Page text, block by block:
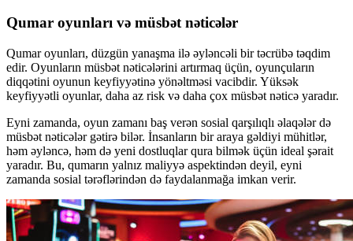
Qumar oyunları və müsbət nəticələr
Qumar oyunları, düzgün yanaşma ilə əyləncəli bir təcrübə təqdim
edir. Oyunların müsbət nəticələrini artırmaq üçün, oyunçuların
diqqətini oyunun keyfiyyətinə yönəltməsi vacibdir. Yüksək
keyfiyyətli oyunlar, daha az risk və daha çox müsbət nəticə yaradır.
Eyni zamanda, oyun zamanı baş verən sosial qarşılıqlı əlaqələr də
müsbət nəticələr gətirə bilər. İnsanların bir araya gəldiyi mühitlər,
həm əyləncə, həm də yeni dostluqlar qura bilmək üçün ideal şərait
yaradır. Bu, qumarın yalnız maliyyə aspektindən deyil, eyni
zamanda sosial tərəflərindən də faydalanmağa imkan verir.